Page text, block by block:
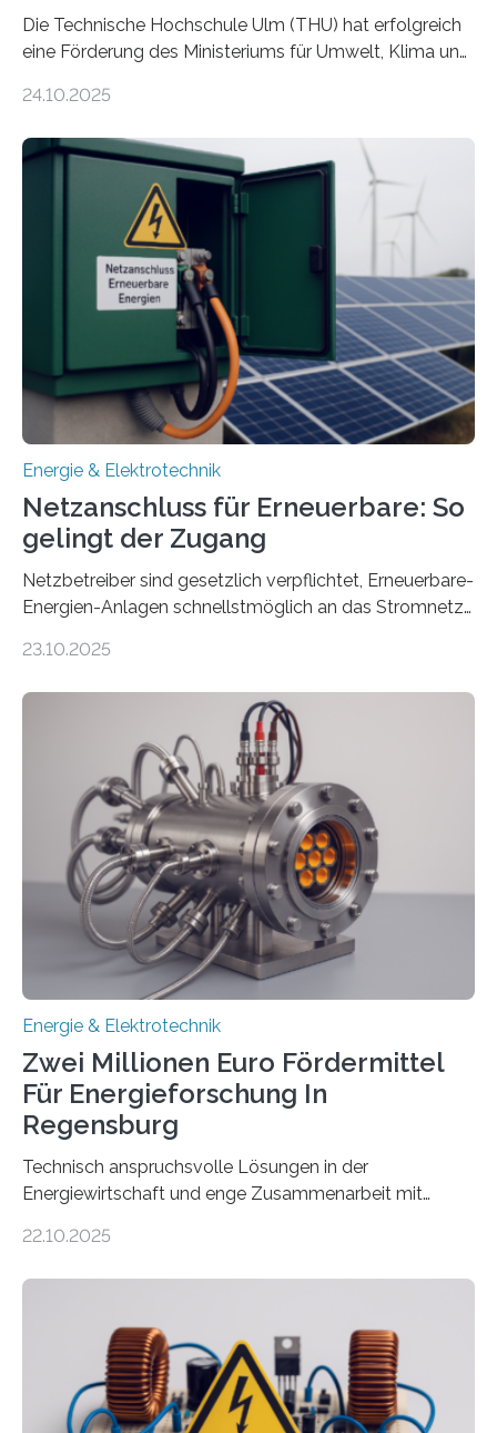
Die Technische Hochschule Ulm (THU) hat erfolgreich
eine Förderung des Ministeriums für Umwelt, Klima und
Forschungsprojekt „LAGER – Langzeitspeicherung in
Quartieren“ eingeworben. Ziel des Projekts ist die
Entwicklung, Erprobung und Demonstration von
Konzepten zur langfristigen Energiespeicherung in
sektorübergreifend vernetzten Energiesystemen. Das
Projekt startete am 15. Oktober 2025, hat eine Laufzeit
von drei Jahren und ein Gesamtvolumen von rund 2,9
Millionen Euro, wovon 2,6 Millionen Euro durch das
Ministerium für Umwelt, Klima und…
24.10.2025
Energie & Elektrotechnik
Netzanschluss für Erneuerbare: So
gelingt der Zugang
Netzbetreiber sind gesetzlich verpflichtet, Erneuerbare-
Energien-Anlagen schnellstmöglich an das Stromnetz
ermöglichen. Doch der dafür nötige Netzausbau hinkt
einem „Anschlussstau“. Die Stiftung
Umweltenergierecht hat den Rechtsrahmen in einem
neuen Bericht für die Praxis eingeordnet – inklusive der
Rolle von flexiblen Netzanschlussvereinbarungen. Der
Netzanschluss von Erneuerbare-Energien-Anlagen
(EE-Anlagen) ist entscheidend für die Energiewende.
Denn ohne Anschluss an das Netz kann kein Strom
eingespeist werden. Nach dem Erneuerbare-Energien-
Gesetz (EEG) sind Netzbetreiber…
23.10.2025
Energie & Elektrotechnik
Zwei Millionen Euro Fördermittel
Für Energieforschung In
Regensburg
Technisch anspruchsvolle Lösungen in der
Energiewirtschaft und enge Zusammenarbeit mit
neuen EU-geförderten Transfer-Projekte zu
Energietechnologien werden vom Europäischen
Sozialfonds Plus (ESF+) gefördert – mit einer
Gesamtsumme von mehr als zwei Millionen Euro.
Damit zählt die Hochschule zu den großen
22.10.2025